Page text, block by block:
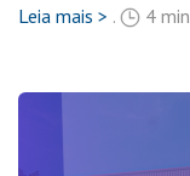
Leia mais > . 4 min